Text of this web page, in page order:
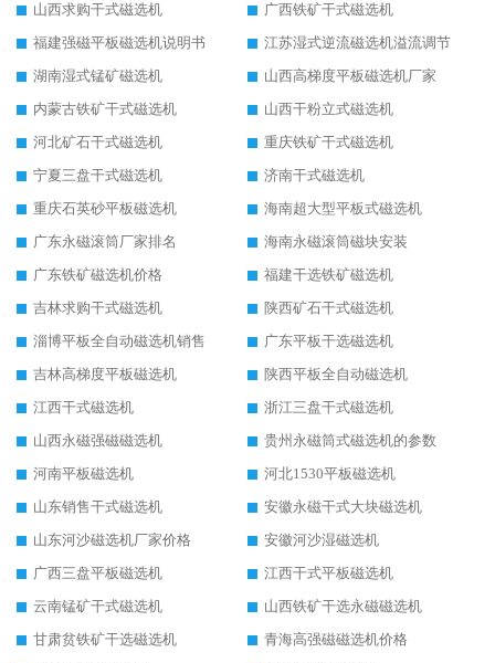
山西求购干式磁选机
广西铁矿干式磁选机
福建强磁平板磁选机说明书
江苏湿式逆流磁选机溢流调节
湖南湿式锰矿磁选机
山西高梯度平板磁选机厂家
内蒙古铁矿干式磁选机
山西干粉立式磁选机
河北矿石干式磁选机
重庆铁矿干式磁选机
宁夏三盘干式磁选机
济南干式磁选机
重庆石英砂平板磁选机
海南超大型平板式磁选机
广东永磁滚筒厂家排名
海南永磁滚筒磁块安装
广东铁矿磁选机价格
福建干选铁矿磁选机
吉林求购干式磁选机
陕西矿石干式磁选机
淄博平板全自动磁选机销售
广东平板干选磁选机
吉林高梯度平板磁选机
陕西平板全自动磁选机
江西干式磁选机
浙江三盘干式磁选机
山西永磁强磁磁选机
贵州永磁筒式磁选机的参数
河南平板磁选机
河北1530平板磁选机
山东销售干式磁选机
安徽永磁干式大块磁选机
山东河沙磁选机厂家价格
安徽河沙湿磁选机
广西三盘平板磁选机
江西干式平板磁选机
云南锰矿干式磁选机
山西铁矿干选永磁磁选机
甘肃贫铁矿干选磁选机
青海高强磁磁选机价格